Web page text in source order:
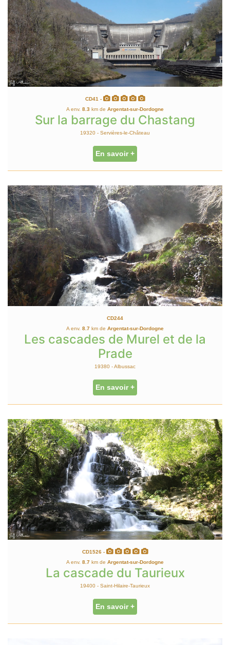
CD41 -
A env. 8.3 km de Argentat-sur-Dordogne
Sur la barrage du Chastang
19320 - Servières-le-Château
En savoir +
CD244
A env. 8.7 km de Argentat-sur-Dordogne
Les cascades de Murel et de la
Prade
19380 - Albussac
En savoir +
CD1526 -
A env. 8.7 km de Argentat-sur-Dordogne
La cascade du Taurieux
19400 - Saint-Hilaire-Taurieux
En savoir +